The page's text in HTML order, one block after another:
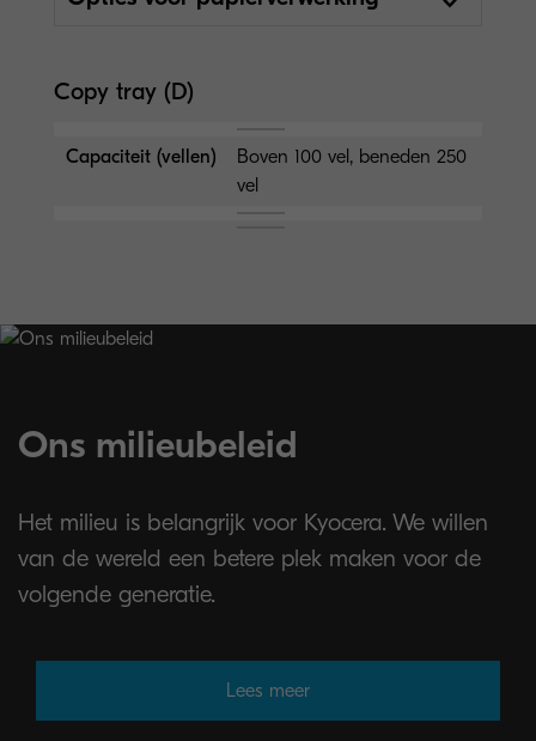
Copy tray (D)
Capaciteit (vellen)
Boven 100 vel, beneden 250
vel
Ons milieubeleid
Het milieu is belangrijk voor Kyocera. We willen
van de wereld een betere plek maken voor de
volgende generatie.
Lees meer